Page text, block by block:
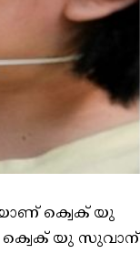
ക്വെക് യു
ക്വെക് യു സുവാന്